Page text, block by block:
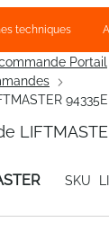
Portail
94335E
SKU
techniques